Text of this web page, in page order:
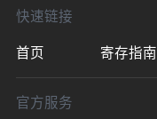
快速链接
首页
寄存指南
官方服务